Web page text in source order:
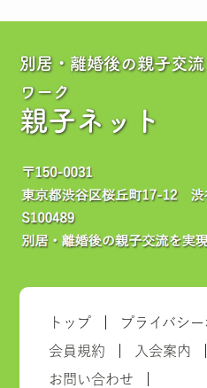
別居・離婚後の親子交
ワーク
親子ネット
トップ プライバシ
会員規約 入会案内
お問い合わせ